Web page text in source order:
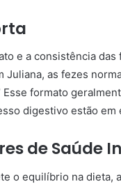
e a consistência
as fezes
Esse formato
digestivo estão em
de Saúde
o equilíbrio na dieta,